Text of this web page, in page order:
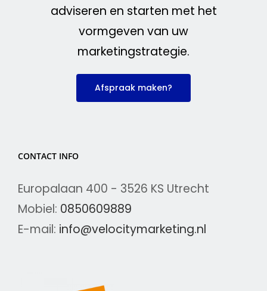
adviseren en starten met het
vormgeven van uw
marketingstrategie.
Afspraak maken?
CONTACT INFO
Europalaan 400 - 3526 KS Utrecht
Mobiel: 0850609889
E-mail: info@velocitymarketing.nl